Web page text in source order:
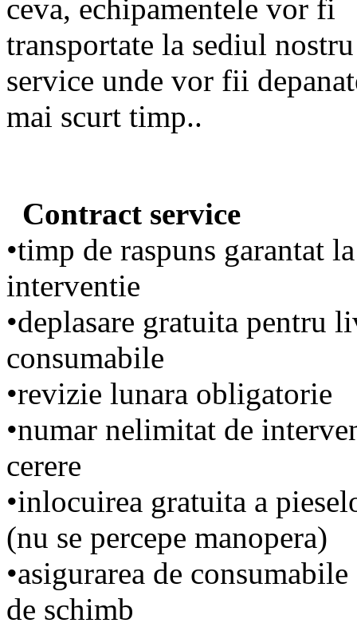
ceva, echipamentele vor fi
transportate la sediul
service unde vor fii
mai scurt timp..
Contract service
•timp de raspuns garantat la
interventie
•deplasare gratuita pentru
consumabile
•revizie lunara obligatorie
•numar nelimitat de
cerere
•inlocuirea gratuita a
(nu se percepe manopera)
•asigurarea de
de schimb